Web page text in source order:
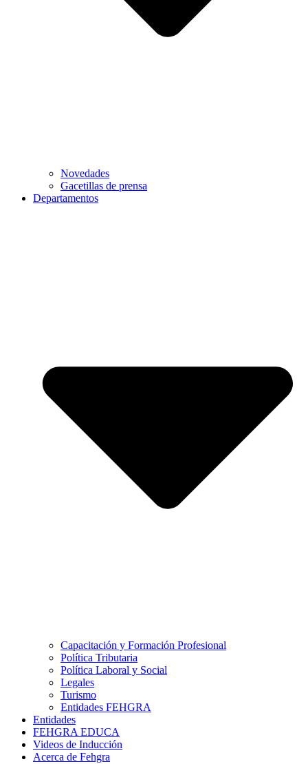
Novedades
Gacetillas de prensa
Departamentos
Capacitación y Formación Profesional
Política Tributaria
Política Laboral y Social
Legales
Turismo
Entidades FEHGRA
Entidades
FEHGRA EDUCA
Videos de Inducción
Acerca de Fehgra